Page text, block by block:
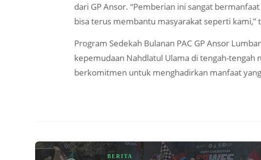
dari GP Ansor. “Pemberian ini sangat
bisa terus membantu masyarakat seperti kami,”
Program Sedekah Bulanan PAC GP Ansor
kepemudaan Nahdlatul Ulama di tengah-
berkomitmen untuk menghadirkan manfaat
BERITA